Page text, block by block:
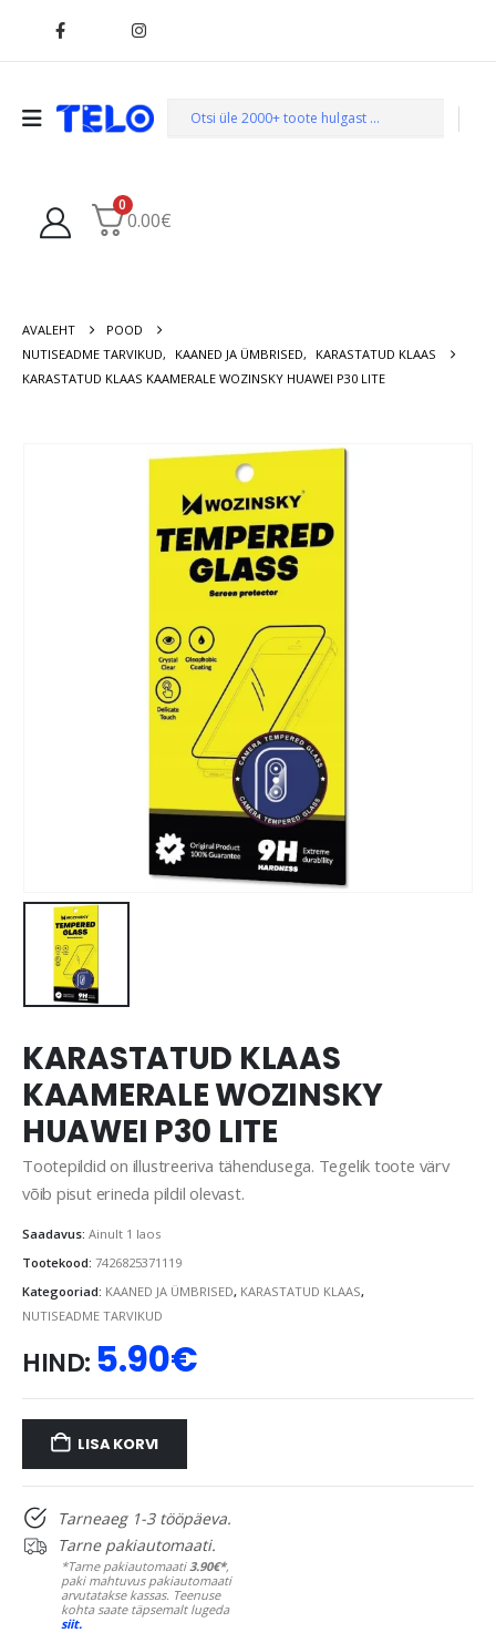
0
0.00€
AVALEHT
POOD
NUTISEADME TARVIKUD, KAANED JA ÜMBRISED,
KARASTATUD KLAAS
KARASTATUD KLAAS KAAMERALE WOZINSKY HUAWEI P30 LITE
KARASTATUD KLAAS
KAAMERALE WOZINSKY
HUAWEI P30 LITE
Tootepildid on illustreeriva tähendusega. Tegelik toote värv
võib pisut erineda pildil olevast.
Saadavus: Ainult 1 laos
Tootekood: 7426825371119
Kategooriad: KAANED JA ÜMBRISED, KARASTATUD KLAAS,
NUTISEADME TARVIKUD
HIND: 5.90€
LISA KORVI
Tarneaeg 1-3 tööpäeva.
Tarne pakiautomaati.
*Tarne pakiautomaati 3.90€*,
paki mahtuvus pakiautomaati
arvutatakse kassas. Teenuse
kohta saate täpsemalt lugeda
siit.